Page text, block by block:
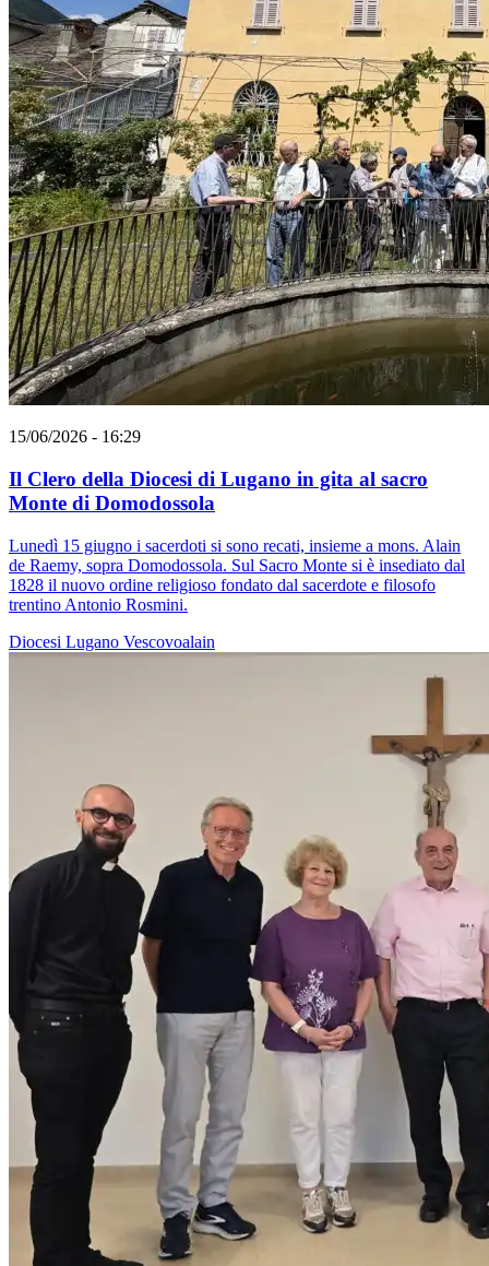
15/06/2026 - 16:29
Il Clero della Diocesi di Lugano in gita al sacro
Monte di Domodossola
Lunedì 15 giugno i sacerdoti si sono recati, insieme a mons. Alain
de Raemy, sopra Domodossola. Sul Sacro Monte si è insediato dal
1828 il nuovo ordine religioso fondato dal sacerdote e filosofo
trentino Antonio Rosmini.
Diocesi Lugano Vescovoalain